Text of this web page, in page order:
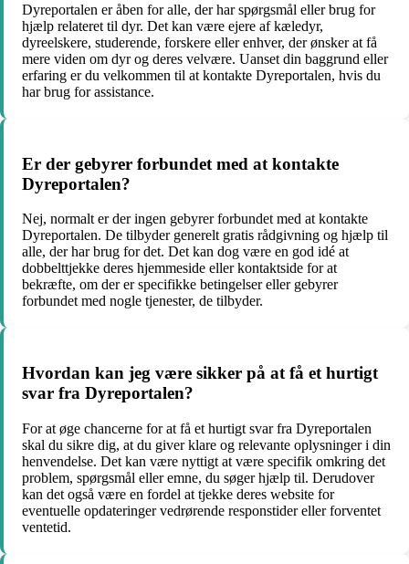
Dyreportalen er åben for alle, der har spørgsmål eller brug for
hjælp relateret til dyr. Det kan være ejere af kæledyr,
dyreelskere, studerende, forskere eller enhver, der ønsker at få
mere viden om dyr og deres velvære. Uanset din baggrund eller
erfaring er du velkommen til at kontakte Dyreportalen, hvis du
har brug for assistance.
Er der gebyrer forbundet med at kontakte
Dyreportalen?
Nej, normalt er der ingen gebyrer forbundet med at kontakte
Dyreportalen. De tilbyder generelt gratis rådgivning og hjælp til
alle, der har brug for det. Det kan dog være en god idé at
dobbelttjekke deres hjemmeside eller kontaktside for at
bekræfte, om der er specifikke betingelser eller gebyrer
forbundet med nogle tjenester, de tilbyder.
Hvordan kan jeg være sikker på at få et hurtigt
svar fra Dyreportalen?
For at øge chancerne for at få et hurtigt svar fra Dyreportalen
skal du sikre dig, at du giver klare og relevante oplysninger i din
henvendelse. Det kan være nyttigt at være specifik omkring det
problem, spørgsmål eller emne, du søger hjælp til. Derudover
kan det også være en fordel at tjekke deres website for
eventuelle opdateringer vedrørende responstider eller forventet
ventetid.